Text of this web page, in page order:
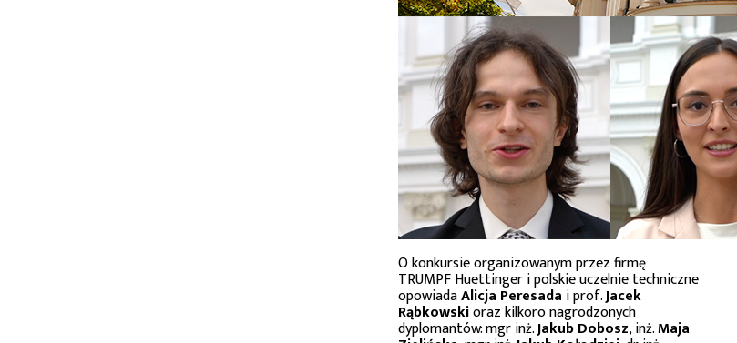
O konkursie organizowanym przez firmę
TRUMPF Huettinger i polskie uczelnie techniczne
opowiadaAlicja Peresada i prof.Jacek
Rąbkowskioraz kilkoro nagrodzonych
dyplomantów: mgr inż.Jakub Dobosz, inż.Maja